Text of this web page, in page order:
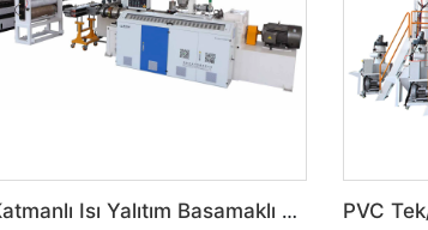
PVC Tek/Çok Katmanlı Isı Yalıtım Basamaklı Çatı Sırlı Kiremit Makinesi